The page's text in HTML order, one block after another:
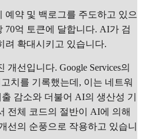
예약 및 백로그를 주도하고 있으
70억 토큰에 달합니다. AI가 검
려 확대시키고 있습니다.
선입니다. Google Services의
치를 기록했는데, 이는 네트워
감소와 더불어 AI의 생산성 기
전체 코드의 절반이 AI에 의해
선의 순풍으로 작용하고 있습니